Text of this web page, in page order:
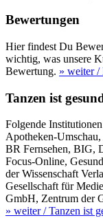
Bewertungen
Hier findest Du
wichtig, was unsere
Bewertung. » weiter/
Tanzen ist
Folgende
Apotheken-
BR Fernsehen, BIG,
Focus-Online,
der Wissenschaft
Gesellschaft für
GmbH, Zentrum der
» weiter/ Tanzen ist